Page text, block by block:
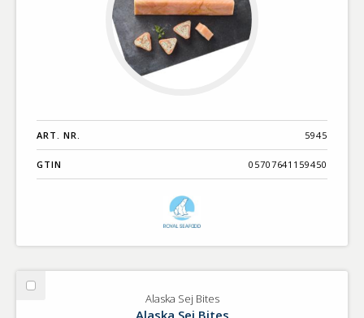
ART. NR. 5945
GTIN 05707641159450
Välj
Alaska Sej Bites
Alaska Sej Bites